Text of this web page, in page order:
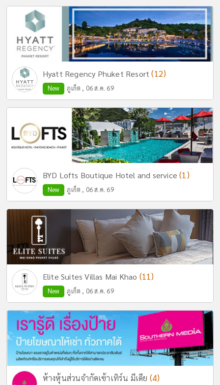
Hyatt Regency Phuket Resort(12)
New ภูเก็ต , 06 ส.ค. 69
BYD Lofts Boutique Hotel and service(1)
New ภูเก็ต , 06 ส.ค. 69
Elite Suites Villas Mai Khao (11)
New ภูเก็ต , 06 ส.ค. 69
ห้างหุ้นส่วนจำกัดเซ้าเทิร์น มีเดีย (4)